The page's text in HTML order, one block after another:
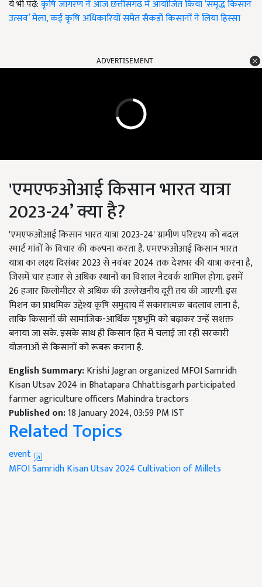
ये भी पढ़ें:कृषि जागरण ने आज छत्तीसगढ़ में आयोजित किया ‘समृद्ध किसान
उत्सव’ मेला, कई कृषि अधिकारियों समेत सैकड़ों किसानों ने लिया हिस्सा
ADVERTISEMENT
'एमएफओआई किसान भारत यात्रा
2023-24’ क्या है?
'एमएफओआई किसान भारत यात्रा 2023-24' ग्रामीण परिदृश्य को बदल
स्मार्ट गांवों के विचार की कल्पना करता है. एमएफओआई किसान भारत
यात्रा का लक्ष्य दिसंबर 2023 से नवंबर 2024 तक देशभर की यात्रा करना है,
जिसमें चार हजार से अधिक स्थानों का विशाल नेटवर्क शामिल होगा. इसमें
26 हजार किलोमीटर से अधिक की उल्लेखनीय दूरी तय की जाएगी. इस
मिशन का प्राथमिक उद्देश्य कृषि समुदाय में सकारात्मक बदलाव लाना है,
ताकि किसानों की सामाजिक-आर्थिक पृष्ठभूमि को बढ़ाकर उन्हें सशक्त
बनाया जा सके. इसके साथ ही किसान हित में चलाई जा रही सरकारी
योजनाओं से किसानों को रूबरू कराना है.
English Summary:Krishi Jagran organized MFOI Samridh
Kisan Utsav 2024 in Bhatapara Chhattisgarh participated
farmer agriculture officers Mahindra tractors
Published on:18 January 2024, 03:59 PM IST
Related Topics
event
MFOISamridh Kisan Utsav 2024Cultivation of Millets